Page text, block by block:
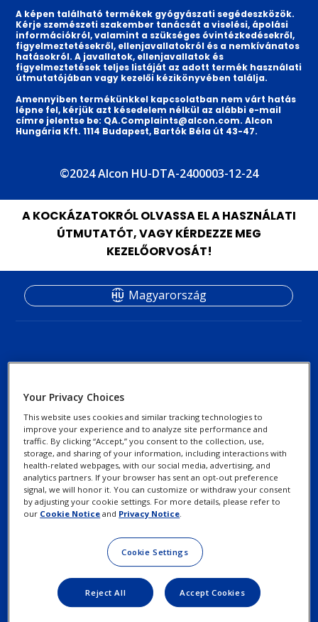
A képen található termékek gyógyászati segédeszközök.
Kérje szemészeti szakember tanácsát a viselési, ápolási
információkról, valamint a szükséges óvintézkedésekről,
figyelmeztetésekről, ellenjavallatokról és a nemkívánatos
hatásokról. A javallatok, ellenjavallatok és
figyelmeztetések teljes listáját az adott termék használati
útmutatójában vagy kezelői kézikönyvében találja.
Amennyiben termékünkkel kapcsolatban nem várt hatás
lépne fel, kérjük azt késedelem nélkül az alábbi e-mail
címre jelentse be: QA.Complaints@alcon.com. Alcon
Hungária Kft. 1114 Budapest, Bartók Béla út 43-47.
©2024 Alcon HU-DTA-2400003-12-24
A KOCKÁZATOKRÓL OLVASSA EL A HASZNÁLATI
ÚTMUTATÓT, VAGY KÉRDEZZE MEG
KEZELŐORVOSÁT!
Footer
Column
Item
Kapcsolat
Magyarország
Footer
legal
Links
Adatvédelmi szabályzat
Süti információ
Felhasználási feltételek
Gyakorolja adatvédelmi
jogait
Your Privacy Choices
This website uses cookies and similar tracking technologies to
improve your experience and to analyze site performance and
traffic. By clicking “Accept,” you consent to the collection, use,
storage, and sharing of your information, including interactions with
health-related webpages, with our social media, advertising, and
analytics partners. If your browser has sent an opt-out preference
signal, we will honor it. You can customize or withdraw your consent
by adjusting your cookie settings. For more details, please refer to
our Cookie Notice and Privacy Notice.
Cookie Settings
Reject All Accept Cookies